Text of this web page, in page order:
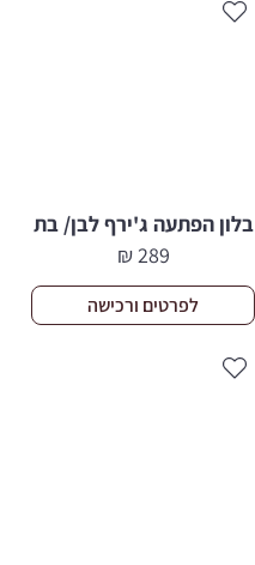
בלון הפתעה ג'ירף לבן/ בת
289
₪
לפרטים ורכישה